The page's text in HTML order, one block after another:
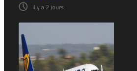
il y a 2 jours